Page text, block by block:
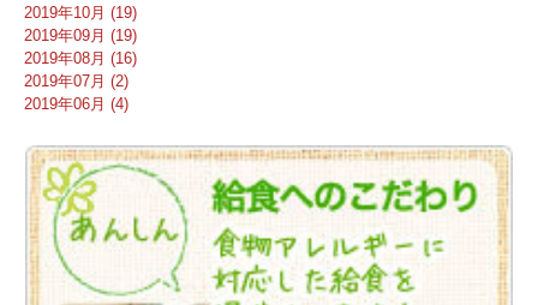
2019年10月 (19)
2019年09月 (19)
2019年08月 (16)
2019年07月 (2)
2019年06月 (4)